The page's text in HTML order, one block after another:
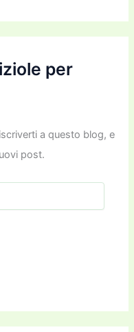
per
a questo blog, e
post.